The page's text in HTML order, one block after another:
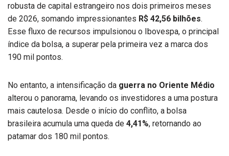
robusta de capital estrangeiro nos dois primeiros meses
de 2026, somando impressionantes R$ 42,56 bilhões.
Esse fluxo de recursos impulsionou o Ibovespa, o principal
índice da bolsa, a superar pela primeira vez a marca dos
190 mil pontos.
No entanto, a intensificação da guerra no Oriente Médio
alterou o panorama, levando os investidores a uma postura
mais cautelosa. Desde o início do conflito, a bolsa
brasileira acumula uma queda de 4,41%, retornando ao
patamar dos 180 mil pontos.